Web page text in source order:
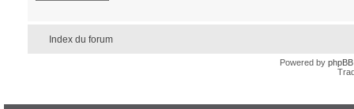
Index du forum
Powered by phpBB